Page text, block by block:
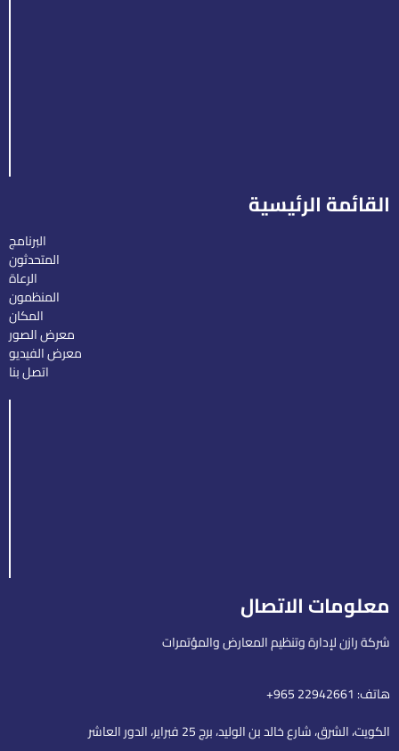
القائمة الرئيسية
البرنامج
المتحدثون
الرعاة
المنظمون
المكان
معرض الصور
معرض الفيديو
اتصل بنا
معلومات الاتصال
شركة رازن لإدارة وتنظيم المعارض والمؤتمرات
هاتف: 22942661 965+
الكويت، الشرق، شارع خالد بن الوليد، برج 25 فبراير، الدور العاشر